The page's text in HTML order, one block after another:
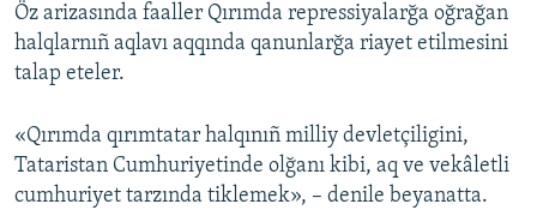
Українською
QOŞULIÑIZ!
RFE/RS bütün saytları
Öz arizasında faaller Qırımda repressiyalarğa oğrağan
halqlarnıñ aqlavı aqqında qanunlarğa riayet etilmesini
talap eteler.
«Qırımda qırımtatar halqınıñ milliy devletçiligini,
Tataristan Cumhuriyetinde olğanı kibi, aq ve vekâletli
cumhuriyet tarzında tiklemek», – denile beyanatta.